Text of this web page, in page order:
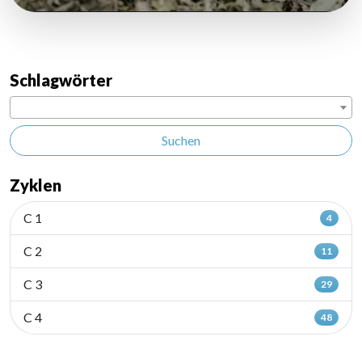
Schlagwörter
Suchen
Zyklen
C 1 4
C 2 11
C 3 29
C 4 48